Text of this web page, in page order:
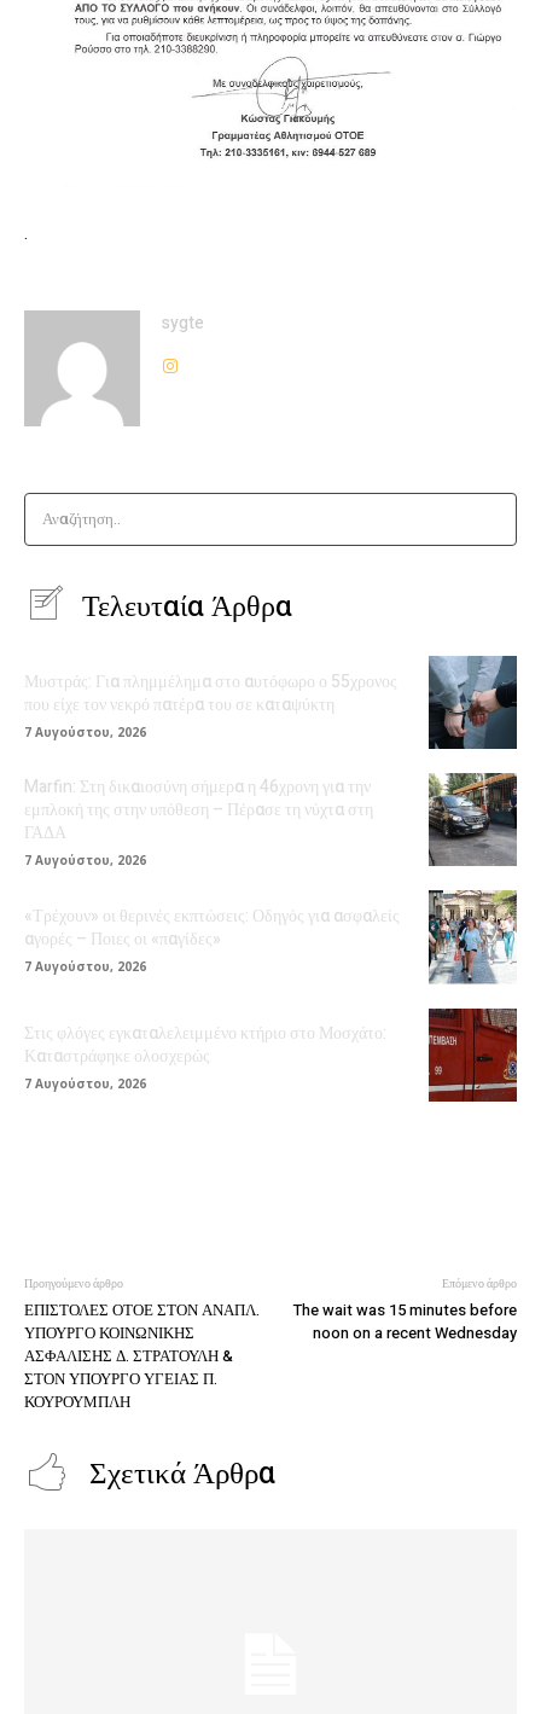
.
sygte
Αναζήτηση..
Τελευταία Άρθρα
Μυστράς: Για πλημμέλημα στο αυτόφωρο ο 55χρονος
που είχε τον νεκρό πατέρα του σε καταψύκτη
7 Αυγούστου, 2026
Marfin: Στη δικαιοσύνη σήμερα η 46χρονη για την
εμπλοκή της στην υπόθεση – Πέρασε τη νύχτα στη
ΓΑΔΑ
7 Αυγούστου, 2026
«Τρέχουν» οι θερινές εκπτώσεις: Οδηγός για ασφαλείς
αγορές – Ποιες οι «παγίδες»
7 Αυγούστου, 2026
Στις φλόγες εγκαταλελειμμένο κτήριο στο Μοσχάτο:
Καταστράφηκε ολοσχερώς
7 Αυγούστου, 2026
Προηγούμενο άρθρο
ΕΠΙΣΤΟΛΕΣ ΟΤΟΕ ΣΤΟΝ ΑΝΑΠΛ.
ΥΠΟΥΡΓΟ ΚΟΙΝΩΝΙΚΗΣ
ΑΣΦΑΛΙΣΗΣ Δ. ΣΤΡΑΤΟΥΛΗ &
ΣΤΟΝ ΥΠΟΥΡΓΟ ΥΓΕΙΑΣ Π.
ΚΟΥΡΟΥΜΠΛΗ
Επόμενο άρθρο
The wait was 15 minutes before
noon on a recent Wednesday
Σχετικά Άρθρα